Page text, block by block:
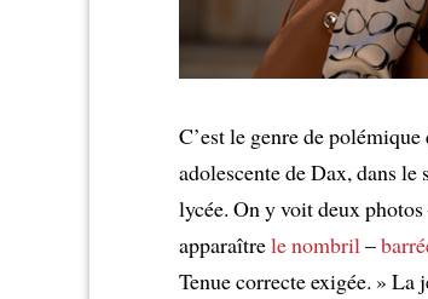
C’est le genre de
adolescente de Dax, dans le
lycée. On y voit deux photos
apparaîtrele nombril –
Tenue correcte exigée. » La